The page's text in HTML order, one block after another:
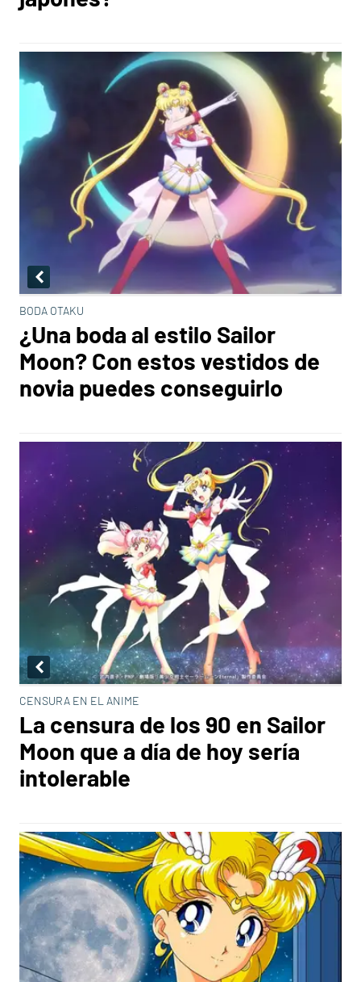
BODA OTAKU
¿Una boda al estilo Sailor
Moon? Con estos vestidos de
novia puedes conseguirlo
CENSURA EN EL ANIME
La censura de los 90 en Sailor
Moon que a día de hoy sería
intolerable